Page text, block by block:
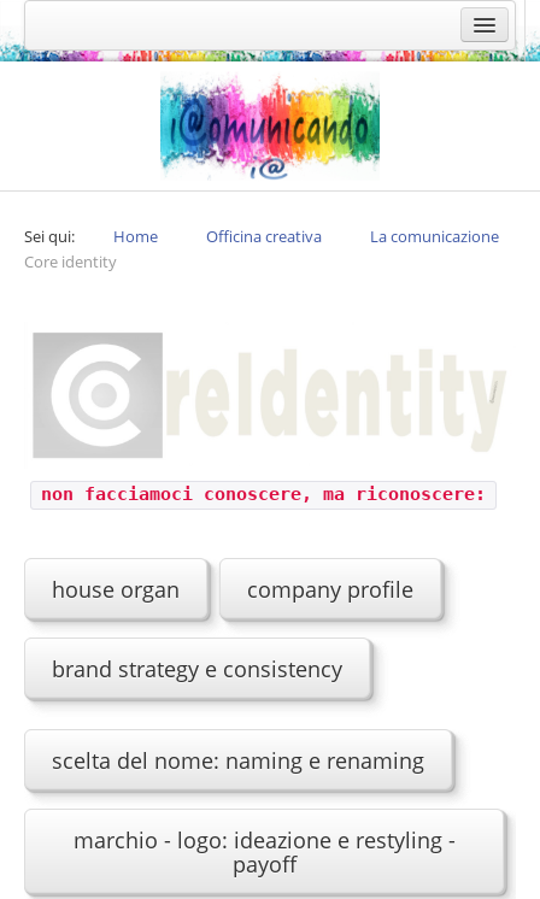
Officina creativa
La comunicazione
Integrata
L'ufficio stampa
Web
Leggere il museo
Promozione enogastronomica
Grafica e multimedia
Advertising: la creatività prima di tutto
Il marketing
L' architettura
Copywriting
Il metodo
Sei qui: Home Officina creativa
La comunicazione
Core identity
non facciamoci conoscere, ma riconoscere:
house organ company profile
brand strategy e consistency
scelta del nome: naming e renaming
marchio - logo: ideazione e restyling -
payoff